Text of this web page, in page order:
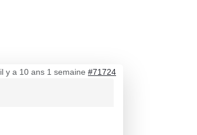
il y a 10 ans 1 semaine #71724